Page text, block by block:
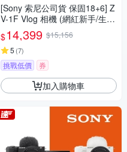
[Sony 索尼公司貨 保固18+6] Z
V-1F Vlog 相機 (網紅新手/生活
隨拍)
$14,399 $15,156
5 (7)
挑戰低價 券
加入購物車